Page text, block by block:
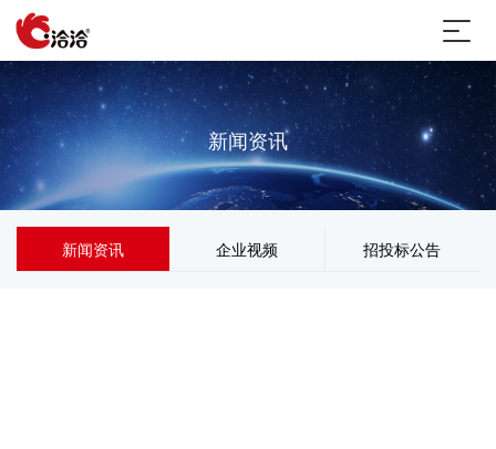
新闻资讯
新闻资讯 企业视频 招投标公告